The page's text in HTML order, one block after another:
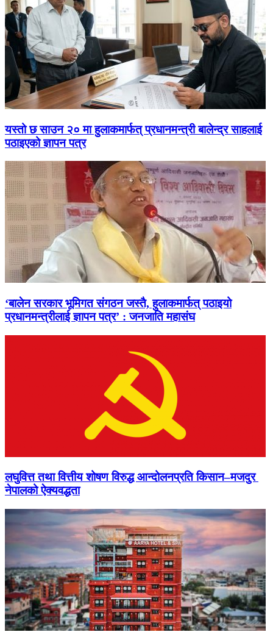
यस्तो छ साउन २० मा हुलाकमार्फत् प्रधानमन्त्री बालेन्द्र साहलाई
पठाइएको ज्ञापन पत्र
‘बालेन सरकार भूमिगत संगठन जस्तै, हुलाकमार्फत् पठाइयो
प्रधानमन्त्रीलाई ज्ञापन पत्र’ : जनजाति महासंघ
लघुवित्त तथा वित्तीय शोषण विरुद्ध आन्दोलनप्रति किसान–मजदुर
नेपालको ऐक्यवद्धता